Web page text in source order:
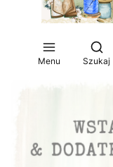
Menu Szukaj